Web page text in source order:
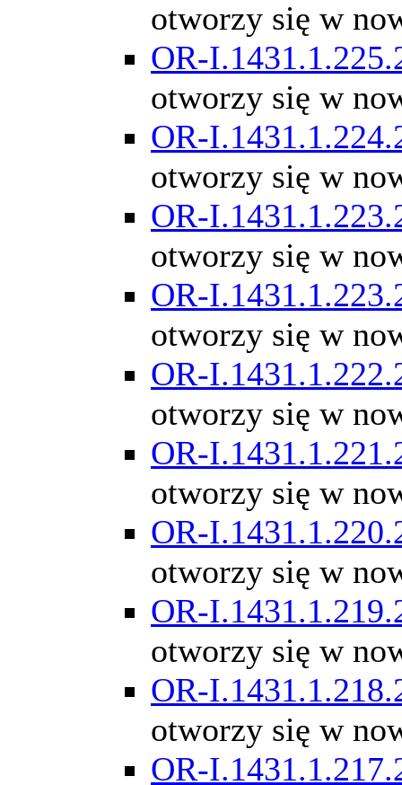
otworzy się w
OR-
otworzy się w
OR-
otworzy się w
OR-
otworzy się w
OR-
otworzy się w
OR-
otworzy się w
OR-
otworzy się w
OR-
otworzy się w
OR-
otworzy się w
OR-
otworzy się w
OR-